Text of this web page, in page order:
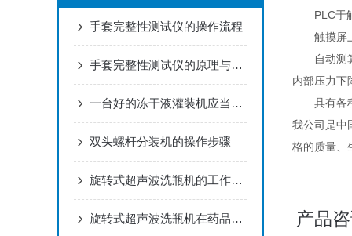
手套完整性测试仪的操作流程
手套完整性测试仪的原理与特点
一台好的冻干液灌装机应当满足以下要求
双头螺杆分装机的操作步骤
旋转式超声波洗瓶机的工作原理及应用领域
旋转式超声波洗瓶机在药品生产过程中的作用
PLC于触
触摸屏上
自动测算
内部压力下
具有各种
我公司是中
格的质量、
产品